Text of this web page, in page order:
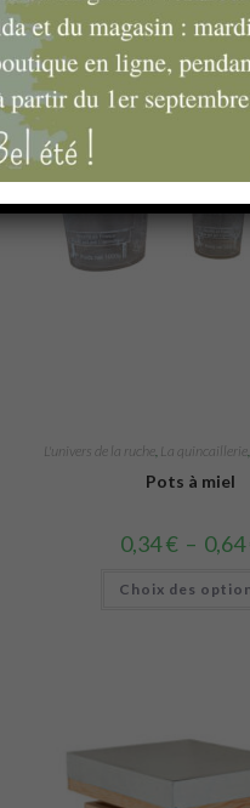
L'univers de la ruche, La quincaillerie,
Pots à miel
0,34€ – 0,64
Choix des